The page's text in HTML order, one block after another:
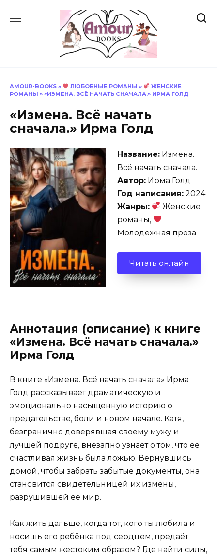
AMOUR-BOOKS » ЛЮБОВНЫЕ РОМАНЫ »
ЖЕНСКИЕ
РОМАНЫ » «ИЗМЕНА. ВСЁ НАЧАТЬ СНАЧАЛА.» ИРМА ГОЛД
«Измена. Всё начать
сначала.» Ирма Голд
Название: Измена.
Всё начать сначала.
Автор: Ирма Голд
Год написания: 2024
Жанры:
Женские
романы,
Молодежная проза
Читать онлайн
Аннотация (описание) к книге
«Измена. Всё начать сначала.»
Ирма Голд
В книге «Измена. Всё начать сначала» Ирма
Голд рассказывает драматическую и
эмоционально насыщенную историю о
предательстве, боли и новом начале. Катя,
безгранично доверявшая своему мужу и
лучшей подруге, внезапно узнаёт о том, что её
счастливая жизнь была ложью. Вернувшись
домой, чтобы забрать забытые документы, она
становится свидетельницей их измены,
разрушившей её мир.
Как жить дальше, когда тот, кого ты любила и
носишь его ребёнка под сердцем, предаёт
тебя самым жестоким образом? Где найти силы,